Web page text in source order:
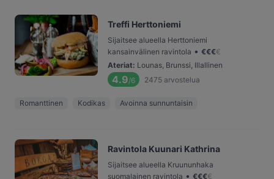
Treffi Herttoniemi
Sijaitsee alueella Herttoniemi
kansainvälinen ravintola • €€€€
Ateriat: Lounas, Brunssi, Illallinen
4.9/6 2475 arvostelua
Romanttinen Kodikas Avoinna sunnuntaisin
Ravintola Kuunari Kathrina
Sijaitsee alueella Kruununhaka
suomalainen ravintola • €€€€